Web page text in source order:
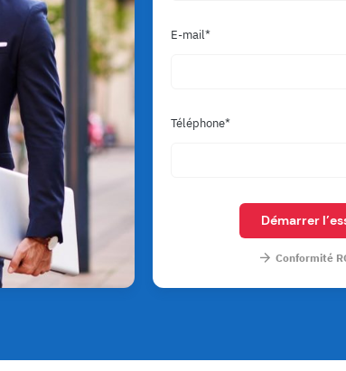
E-mail
Téléphone
Démarrer
Conformité